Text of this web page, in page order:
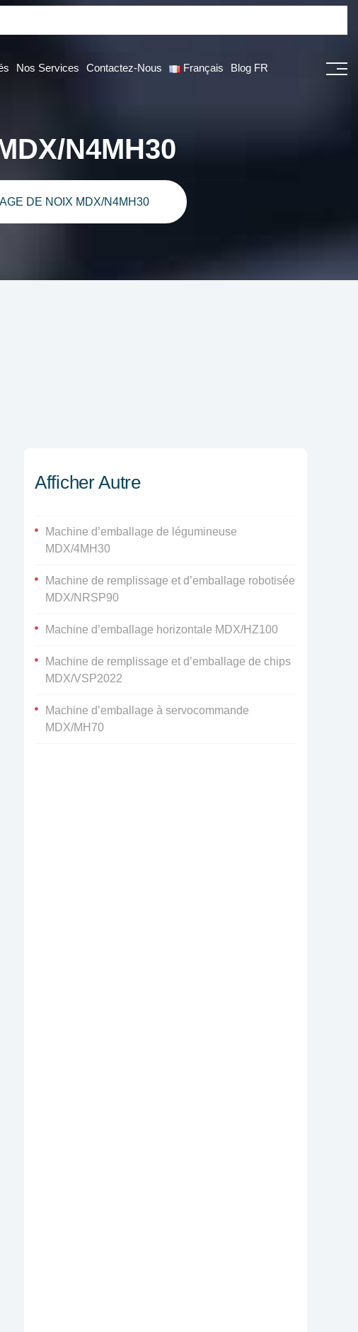
Nos Services Contactez-Nous Français Blog FR
N4MH30
DE NOIX MDX/N4MH30
Afficher Autre
Machine d’emballage de légumineuse
MDX/4MH30
Machine de remplissage et d’emballage robotisée
MDX/NRSP90
Machine d’emballage horizontale MDX/HZ100
Machine de remplissage et d’emballage de chips
MDX/VSP2022
Machine d’emballage à servocommande
MDX/MH70